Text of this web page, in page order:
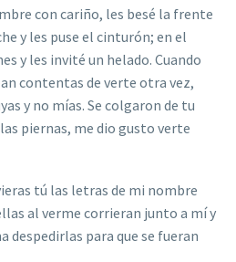
con cariño, les besé la frente
y les puse el cinturón; en el
y les invité un helado. Cuando
contentas de verte otra vez,
y no mías. Se colgaron de tu
piernas, me dio gusto verte
tú las letras de mi nombre
al verme corrieran junto a mí y
despedirlas para que se fueran